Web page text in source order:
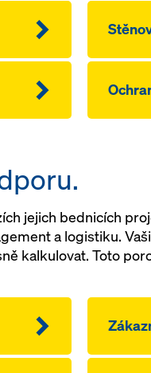
jejich bednicích
a logistiku.
kalkulovat. Toto